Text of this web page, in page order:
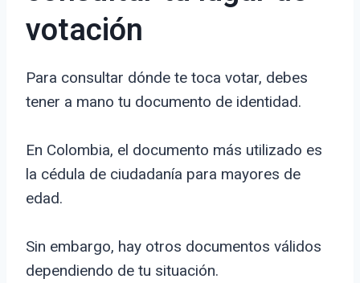
votación
Para consultar dónde te toca votar, debes
tener a mano tu documento de identidad.
En Colombia, el documento más utilizado es
la cédula de ciudadanía para mayores de
edad.
Sin embargo, hay otros documentos válidos
dependiendo de tu situación.